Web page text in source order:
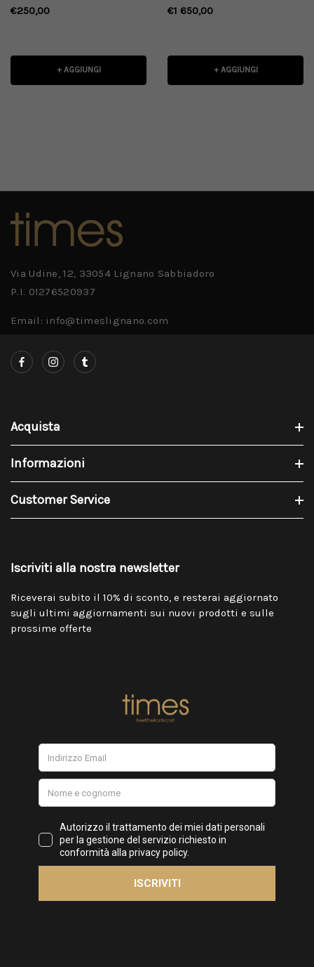
con montatura Havana
€250,00
+ AGGIUNGI
dall'effetto lucido
€1 650,00
+ AGGIUNGI
Via Udine, 12, 33054 Lignano Sabbiadoro
P.I. 01276520937
Email: info@timeslignano.com
Acquista
Informazioni
Customer Service
Iscriviti alla nostra newsletter
Riceverai subito il 10% di sconto, e resterai aggiornato
sugli ultimi aggiornamenti sui nuovi prodotti e sulle
prossime offerte